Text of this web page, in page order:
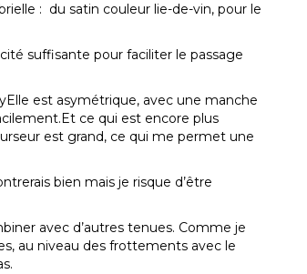
: du satin couleur lie-de-vin, pour le
suffisante pour faciliter le passage
est asymétrique, avec une manche
ce qui est encore plus
est grand, ce qui me permet une
bien mais je risque d’être
avec d’autres tenues. Comme je
au niveau des frottements avec le